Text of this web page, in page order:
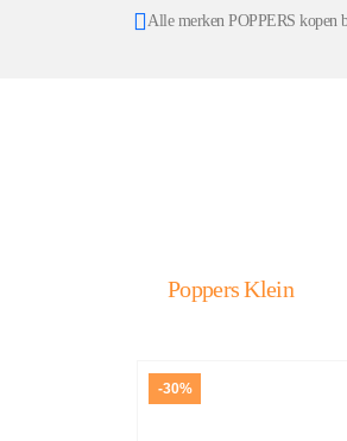
Alle merken POPPERS kopen
Poppers Klein
-30%